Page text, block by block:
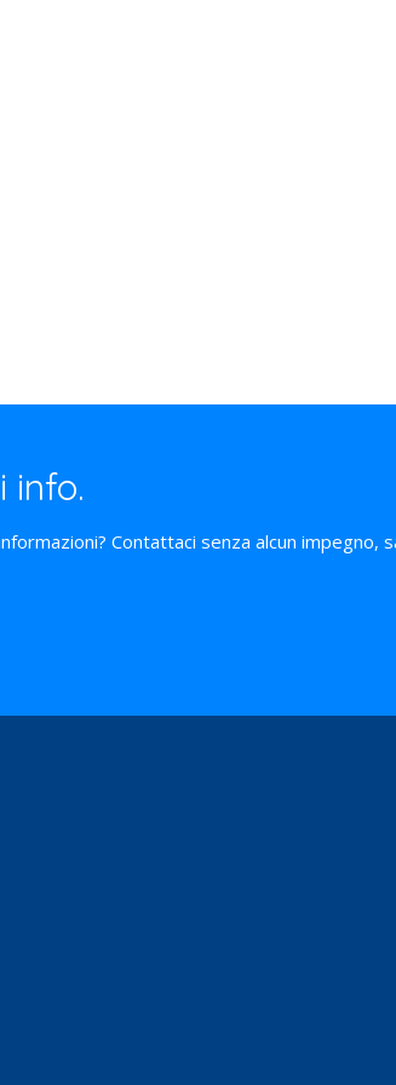
info.
Contattaci senza alcun impegno,